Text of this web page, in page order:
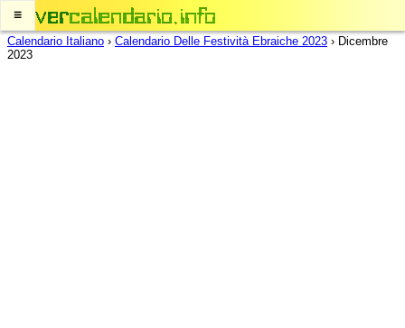
≡
Calendario Italiano › Calendario Delle Festività Ebraiche 2023 › Dicembre
2023